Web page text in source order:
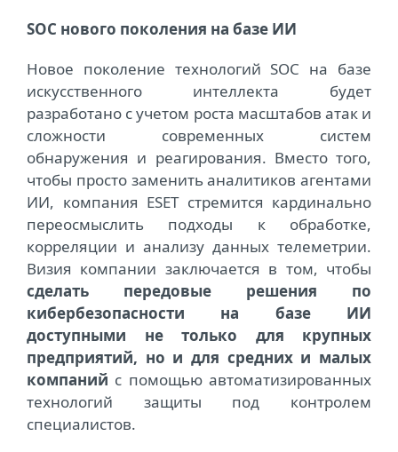
SOC нового поколения на базе ИИ
Новое поколение технологий SOC на базе
искусственного интеллекта будет
разработано с учетом роста масштабов атак и
сложности современных систем
обнаружения и реагирования. Вместо того,
чтобы просто заменить аналитиков агентами
ИИ, компания ESET стремится кардинально
переосмыслить подходы к обработке,
корреляции и анализу данных телеметрии.
Визия компании заключается в том, чтобы
сделать передовые решения по
кибербезопасности на базе ИИ
доступными не только для крупных
предприятий, но и для средних и малых
компаний с помощью автоматизированных
технологий защиты под контролем
специалистов.